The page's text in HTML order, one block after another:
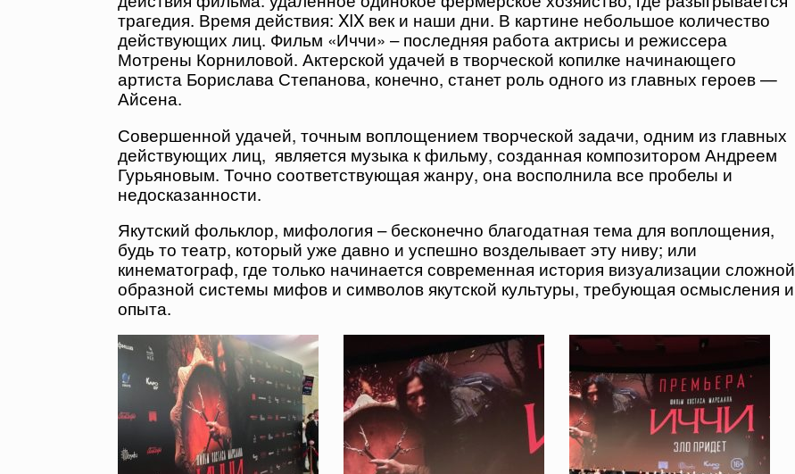
трагедия. Время действия: XIX век и наши дни. В картине небольшое количество
действующих лиц. Фильм «Иччи» – последняя работа актрисы и режиссера
Мотрены Корниловой. Актерской удачей в творческой копилке начинающего
артиста Борислава Степанова, конечно, станет роль одного из главных героев —
Айсена.
Совершенной удачей, точным воплощением творческой задачи, одним из главных
действующих лиц, является музыка к фильму, созданная композитором Андреем
Гурьяновым. Точно соответствующая жанру, она восполнила все пробелы и
недосказанности.
Якутский фольклор, мифология – бесконечно благодатная тема для воплощения,
будь то театр, который уже давно и успешно возделывает эту ниву; или
кинематограф, где только начинается современная история визуализации сложной
образной системы мифов и символов якутской культуры, требующая осмысления и
опыта.